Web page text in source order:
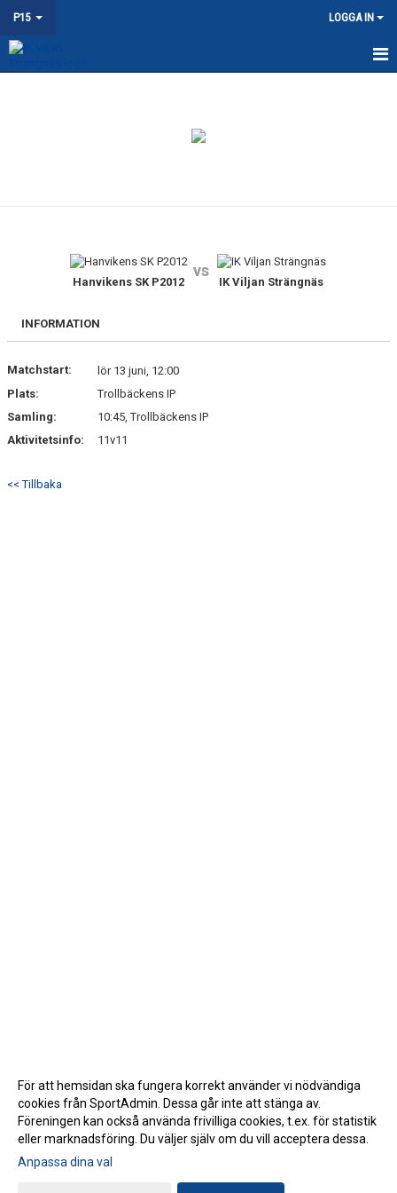
P15 LOGGA IN
Hanvikens SK P2012
vs
IK Viljan Strängnäs
INFORMATION
Matchstart:
lör 13 juni, 12:00
Plats:
Trollbäckens IP
Samling:
10:45, Trollbäckens IP
Aktivitetsinfo:
11v11
<< Tillbaka
Gå till Webbversion
För att hemsidan ska fungera korrekt använder vi nödvändiga
cookies från SportAdmin. Dessa går inte att stänga av.
Föreningen kan också använda frivilliga cookies, t.ex. för statistik
eller marknadsföring. Du väljer själv om du vill acceptera dessa.
Anpassa dina val